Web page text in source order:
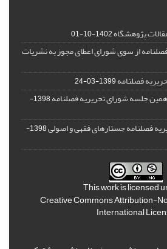
پژوهشگاه1402-10-01
از سوی شورای اعطای مجوز به نشریات
فصلنامه1399-03-24
جلسه شورای تحریریه فصلنامه
1398-
فصلنامه جستارهای فقهی و اصولی
1398-
This work is licensed
Creative Commons Attribution-
International